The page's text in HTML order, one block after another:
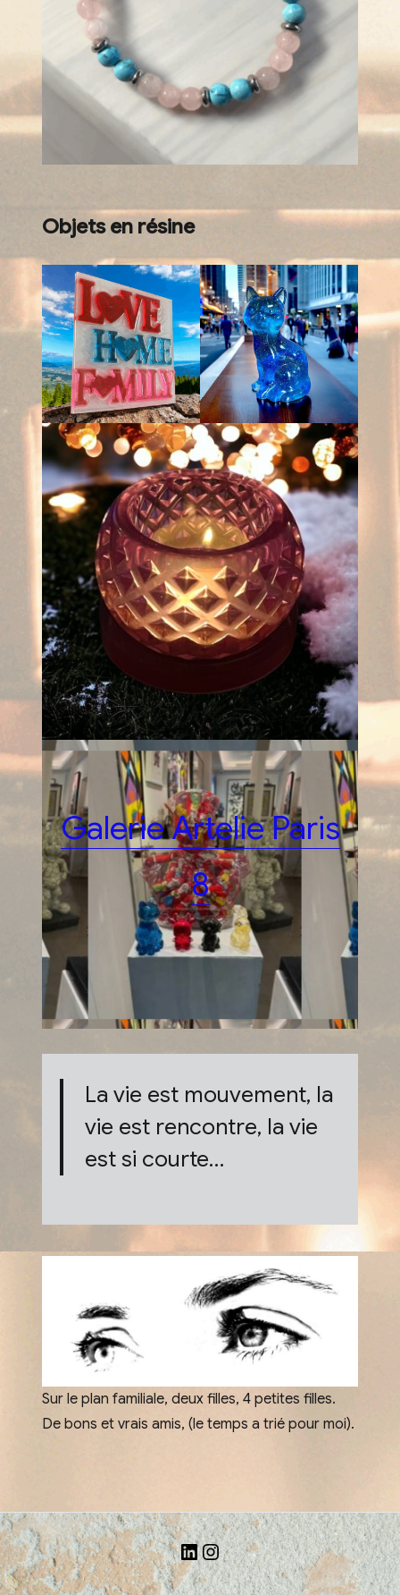
Objets en résine
Galerie Artelie Paris
8
La vie est mouvement, la
vie est rencontre, la vie
est si courte…
Sur le plan familiale, deux filles, 4 petites filles.
De bons et vrais amis, (le temps a trié pour moi).
LinkedIn
Instagram